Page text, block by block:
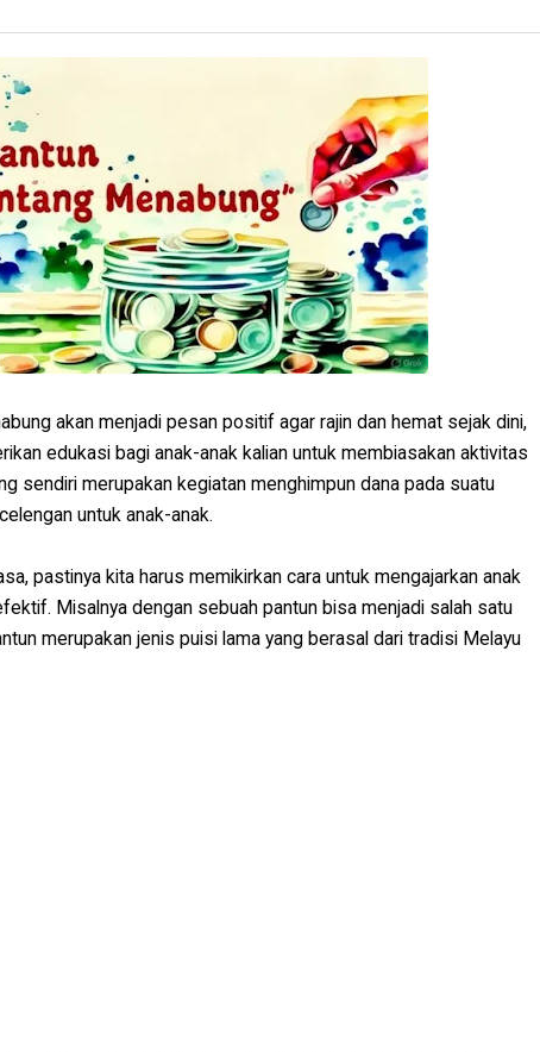
akan menjadi pesan positif agar rajin dan hemat sejak dini,
edukasi bagi anak-anak kalian untuk membiasakan aktivitas
sendiri merupakan kegiatan menghimpun dana pada suatu
untuk anak-anak.
pastinya kita harus memikirkan cara untuk mengajarkan anak
Misalnya dengan sebuah pantun bisa menjadi salah satu
merupakan jenis puisi lama yang berasal dari tradisi Melayu